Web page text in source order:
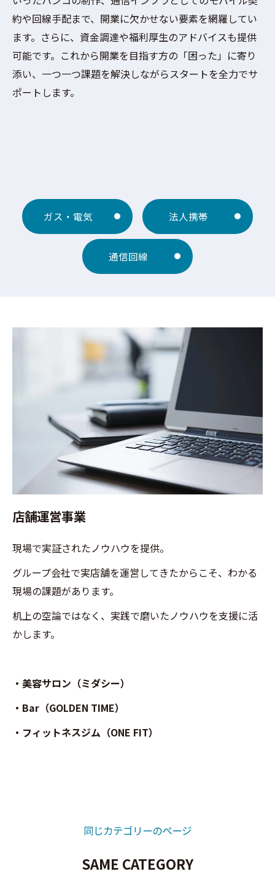
約や回線手配まで、開業に欠かせない要素を網羅してい
ます。さらに、資金調達や福利厚生のアドバイスも提供
可能です。これから開業を目指す方の「困った」に寄り
添い、一つ一つ課題を解決しながらスタートを全力でサ
ポートします。
ガス・電気 法人携帯
通信回線
店舗運営事業
現場で実証されたノウハウを提供。
グループ会社で実店舗を運営してきたからこそ、わかる
現場の課題があります。
机上の空論ではなく、実践で磨いたノウハウを支援に活
かします。
・美容サロン（ミダシー）
・Bar（GOLDEN TIME）
・フィットネスジム（ONE FIT）
同じカテゴリーのページ
SAME CATEGORY